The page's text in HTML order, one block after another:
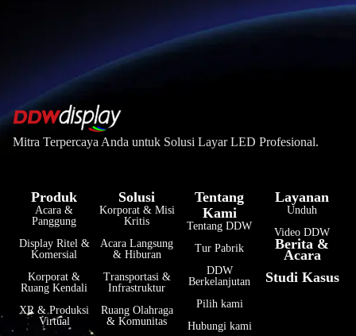
Mitra Terpercaya Anda untuk Solusi Layar LED Profesional.
Produk
Acara &
Panggung
Display Ritel &
Komersial
Korporat &
Ruang Kendali
XR & Produksi
Virtual
Solusi
Korporat & Misi
Kritis
Acara Langsung
& Hiburan
Transportasi &
Infrastruktur
Ruang Olahraga
& Komunitas
Tentang
Kami
Tentang DDW
Tur Pabrik
DDW
Berkelanjutan
Pilih kami
Hubungi kami
Layanan
Unduh
Video DDW
Berita &
Acara
Studi Kasus